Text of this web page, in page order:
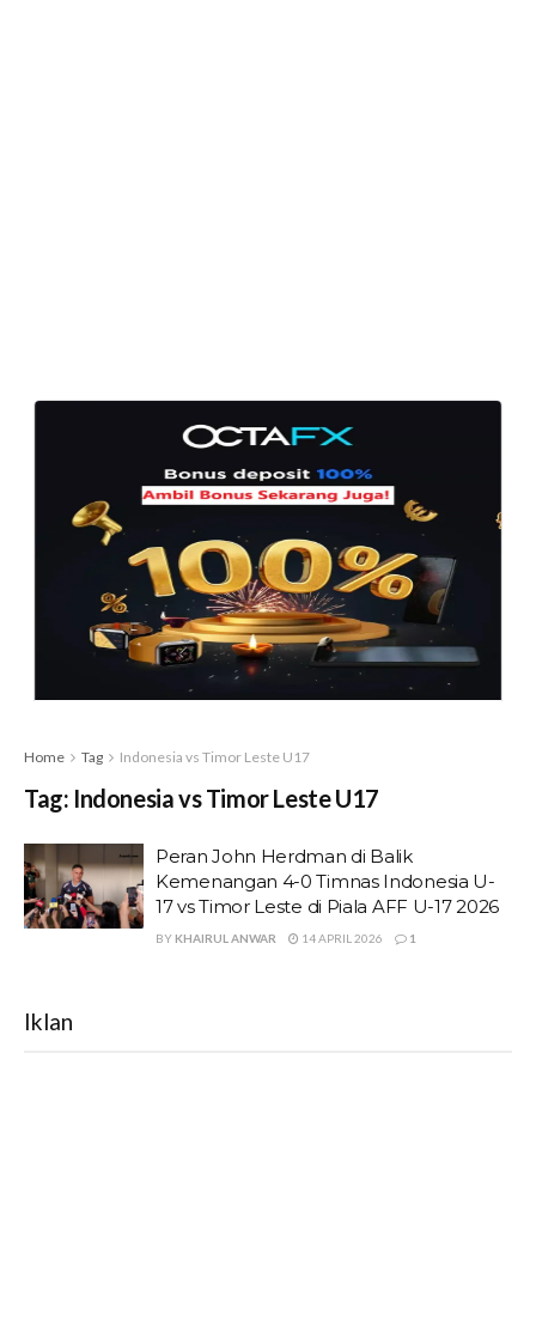
Home Tag Indonesia vs Timor Leste U17
Tag: Indonesia vs Timor Leste U17
Peran John Herdman di Balik
Kemenangan 4-0 Timnas Indonesia U-
17 vs Timor Leste di Piala AFF U-17 2026
BY KHAIRUL ANWAR 14 APRIL 2026 1
Iklan